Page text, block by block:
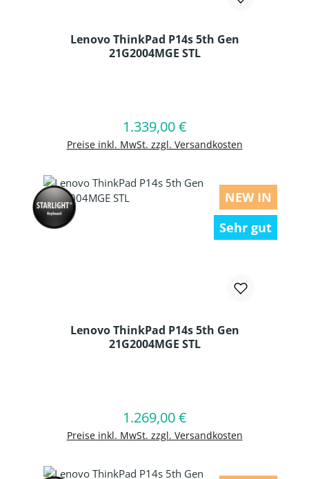
Lenovo ThinkPad P14s 5th Gen
21G2004MGE STL
Regulärer Preis:
1.339,00 €
Preise inkl. MwSt. zzgl. Versandkosten
In den Warenkorb
NEW IN
Sehr gut
Lenovo ThinkPad P14s 5th Gen
21G2004MGE STL
Regulärer Preis:
1.269,00 €
Preise inkl. MwSt. zzgl. Versandkosten
In den Warenkorb